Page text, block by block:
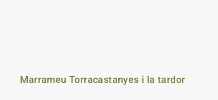
Marrameu Torracastanyes i la tardor